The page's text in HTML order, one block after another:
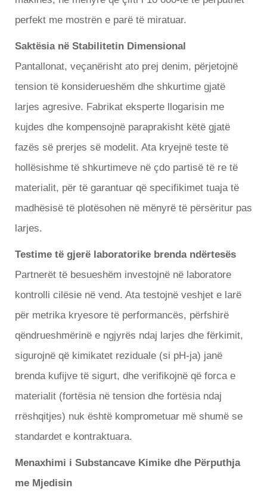
perfekt me mostrën e parë të miratuar.
Saktësia në Stabilitetin Dimensional
Pantallonat, veçanërisht ato prej denim, përjetojnë
tension të konsiderueshëm dhe shkurtime gjatë
larjes agresive. Fabrikat eksperte llogarisin me
kujdes dhe kompensojnë paraprakisht këtë gjatë
fazës së prerjes së modelit. Ata kryejnë teste të
hollësishme të shkurtimeve në çdo partisë të re të
materialit, për të garantuar që specifikimet tuaja të
madhësisë të plotësohen në mënyrë të përsëritur pas
larjes.
Testime të gjerë laboratorike brenda ndërtesës
Partnerët të besueshëm investojnë në laboratore
kontrolli cilësie në vend. Ata testojnë veshjet e larë
për metrika kryesore të performancës, përfshirë
qëndrueshmërinë e ngjyrës ndaj larjes dhe fërkimit,
sigurojnë që kimikatet reziduale (si pH-ja) janë
brenda kufijve të sigurt, dhe verifikojnë që forca e
materialit (fortësia në tension dhe fortësia ndaj
rrëshqitjes) nuk është komprometuar më shumë se
standardet e kontraktuara.
Menaxhimi i Substancave Kimike dhe Përputhja
me Mjedisin